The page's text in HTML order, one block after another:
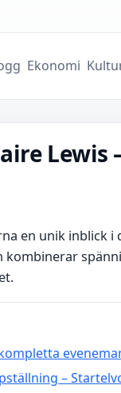
Ekonomi
Lewis
en unik inblick i
kombinerar
–